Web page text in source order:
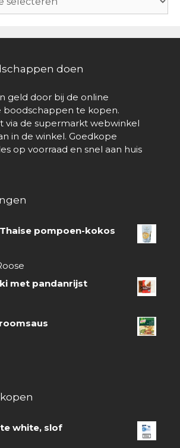
doen
geld door bij de online
boodschappen te kopen.
via de supermarkt webwinkel
in de winkel. Goedkope
op voorraad en snel aan huis
pompoen-kokos
met pandanrijst
white, slof